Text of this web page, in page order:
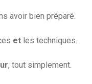
avoir bien préparé.
et les techniques.
, tout simplement.